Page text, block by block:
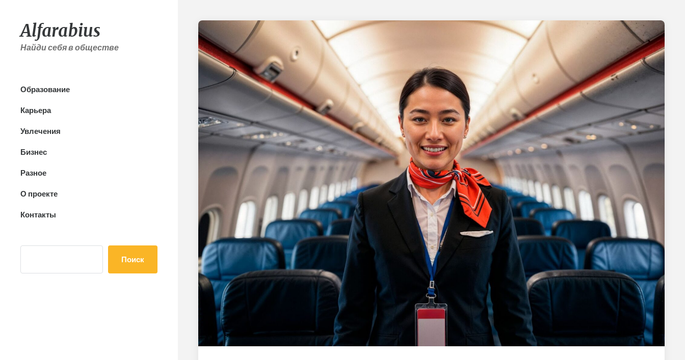
Alfarabius
Найди себя в обществе
Образование
Карьера
Увлечения
Бизнес
Разное
О проекте
Контакты
Поиск